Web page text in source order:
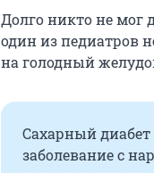
Долго никто не мог
один из педиатров
на голодный
Сахарный
заболевание с